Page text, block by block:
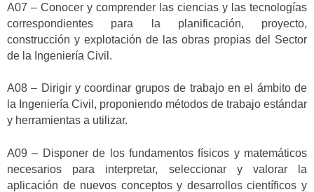
A07 – Conocer y comprender las ciencias y las tecnologías
correspondientes para la planificación, proyecto,
construcción y explotación de las obras propias del Sector
de la Ingeniería Civil.
A08 – Dirigir y coordinar grupos de trabajo en el ámbito de
la Ingeniería Civil, proponiendo métodos de trabajo estándar
y herramientas a utilizar.
A09 – Disponer de los fundamentos físicos y matemáticos
necesarios para interpretar, seleccionar y valorar la
aplicación de nuevos conceptos y desarrollos científicos y